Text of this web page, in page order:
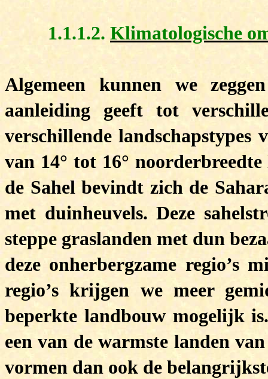
1.1.1.2. Klimatologische
Algemeen kunnen we
aanleiding geeft tot
verschillende landschapstypes
van 14° tot 16°
de Sahel bevindt zich de
met duinheuvels. Deze
steppe graslanden met dun
deze onherbergzame regio’s
regio’s krijgen we meer
beperkte landbouw mogelijk
een van de warmste landen
vormen dan ook de